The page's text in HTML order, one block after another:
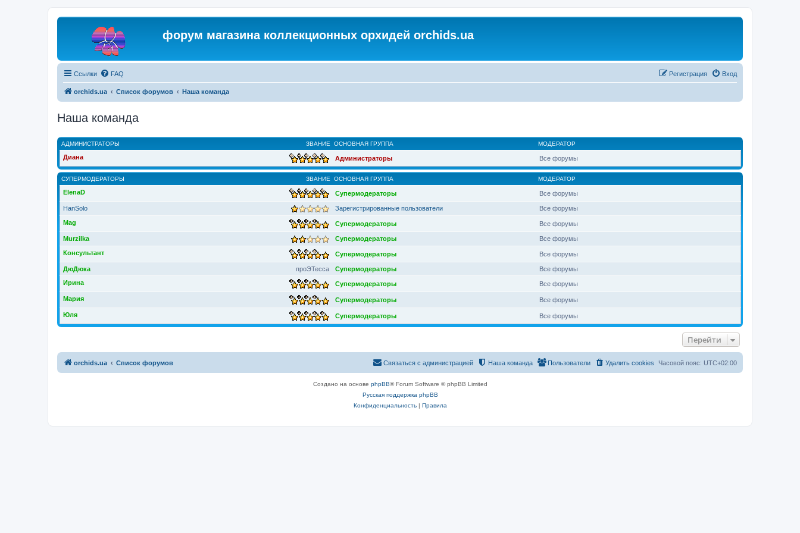
форум магазина коллекционных орхидей orchids.ua
Ссылки FAQ Вход
Регистрация
orchids.ua Список форумов Наша команда
Наша команда
ЗВАНИЕ
АДМИНИСТРАТОРЫ ОСНОВНАЯ ГРУППА МОДЕРАТОР
Диана Администраторы Все форумы
ЗВАНИЕ
СУПЕРМОДЕРАТОРЫ ОСНОВНАЯ ГРУППА МОДЕРАТОР
ElenaD Супермодераторы Все форумы
HanSolo Зарегистрированные пользователи
Все форумы
Mag
Супермодераторы Все форумы
Murzilka Супермодераторы
Все форумы
Консультант
Супермодераторы Все форумы
проЭТесса
ДюДюка Супермодераторы
Все форумы
Ирина
Супермодераторы Все форумы
Мария Супермодераторы Все форумы
Юля Супермодераторы Все форумы
Перейти
orchids.ua Список форумов Часовой пояс: UTC+02:00
Удалить cookies
Пользователи
Наша команда
Связаться с администрацией
Создано на основе phpBB® Forum Software © phpBB Limited
Русская поддержка phpBB
Конфиденциальность| Правила